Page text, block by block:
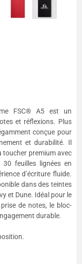
FSC® A5 est un
et réflexions. Plus
conçue pour
et durabilité. Il
toucher premium avec
30 feuilles lignées en
d’écriture fluide.
dans des teintes
et Dune. Idéal pour le
de notes, le bloc-
durable.